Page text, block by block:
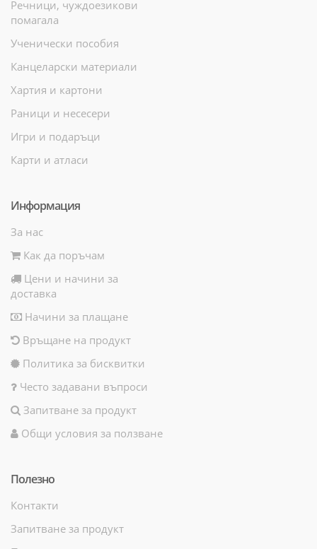
Речници, чуждоезикови
помагала
Ученически пособия
Канцеларски материали
Хартия и картони
Раници и несесери
Игри и подаръци
Карти и атласи
Информация
За нас
Как да поръчам
Цени и начини за
доставка
Начини за плащане
Връщане на продукт
Политика за бисквитки
Често задавани въпроси
Запитване за продукт
Общи условия за ползване
Полезно
Контакти
Запитване за продукт